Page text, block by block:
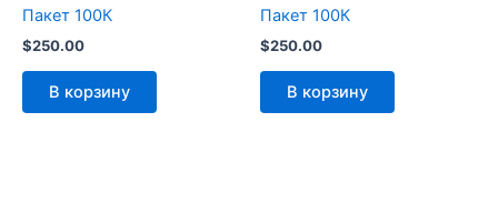
Пакет 100К
$250.00
В корзину
Пакет 100К
$250.00
В корзину